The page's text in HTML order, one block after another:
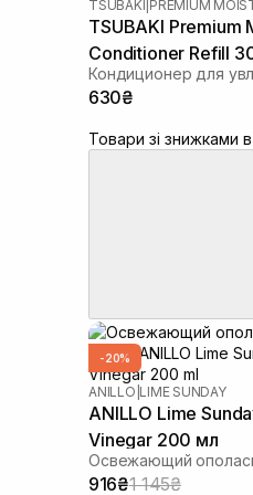
TSUBAKI PREMIUM
TSUBAKI Premium
Conditioner Refill
Кондиционер для
630₴
Товари зі знижками
-20%
ANILLO LIME SUNDAY
ANILLO Lime
Vinegar 200 мл
916₴1 145₴